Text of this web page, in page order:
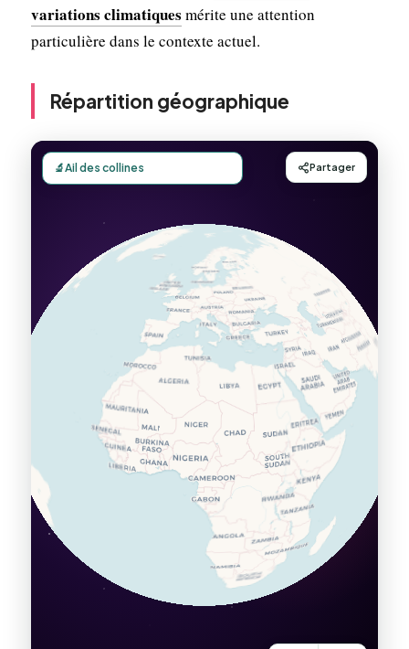
variations climatiques mérite une attention
particulière dans le contexte actuel.
Répartition géographique